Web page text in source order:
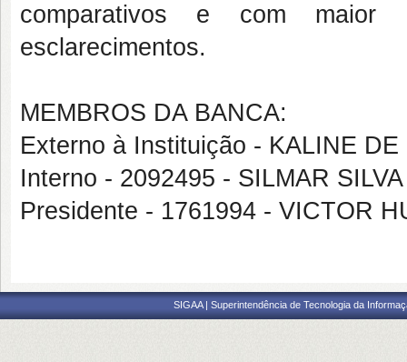
comparativos e com maior
esclarecimentos.
MEMBROS DA BANCA:
Externo à Instituição - KALINE
Interno - 2092495 - SILMAR
Presidente - 1761994 - VICTOR
SIGAA | Superintendência de Tecnologia da